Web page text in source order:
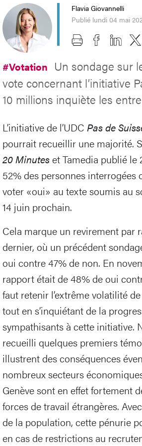
Flavia Giovannelli
Publié lundi 04 mai
#Votation Un sondage sur
vote concernant l’initiative
10 millions inquiète les
L’initiative de l’UDC Pas de
pourrait recueillir une majorité.
20 Minuteset Tamedia publié le
52% des personnes interrogées
voter «oui» au texte soumis au
14 juin prochain.
Cela marque un revirement par
dernier, où un précédent
oui contre 47% de non. En
rapport était de 48% de oui
faut retenir l’extrême volatilité
tout en s’inquiétant de la
sympathisants à cette initiative.
recueilli quelques premiers
illustrent des conséquences
nombreux secteurs
Genève sont en effet fortement
forces de travail étrangères.
de la population, cette pénurie
en cas de restrictions au